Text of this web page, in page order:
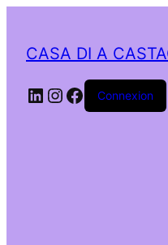
CASA DI A
LinkedIn
Instagram
Facebook
Connexion